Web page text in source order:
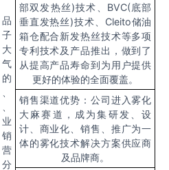
部双发热丝)技术、 BVC(底部
垂直发热丝)技术、 Cleito储油
箱仓配合新发热丝技术等多项
专利技术及产品推出，做到了
从提高产品寿命到为用户提供
更好的体验的全面覆盖。
销售渠道优势：公司进入雾化
大麻赛道，成为集研发、设
计、商业化、销售、推广为一
体的雾化技术解决方案供应商
及品牌商。